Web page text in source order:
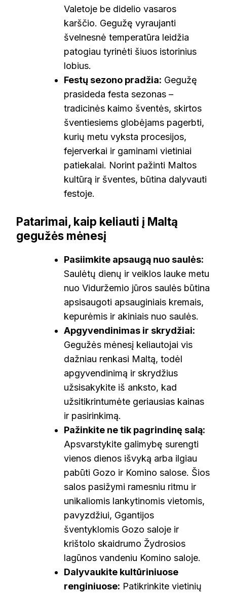
Valetoje be didelio vasaros
karščio. Gegužę vyraujanti
švelnesnė temperatūra leidžia
patogiau tyrinėti šiuos istorinius
lobius.
Festų sezono pradžia: Gegužę
prasideda festa sezonas –
tradicinės kaimo šventės, skirtos
šventiesiems globėjams pagerbti,
kurių metu vyksta procesijos,
fejerverkai ir gaminami vietiniai
patiekalai. Norint pažinti Maltos
kultūrą ir šventes, būtina dalyvauti
festoje.
Patarimai, kaip keliauti į Maltą
gegužės mėnesį
Pasiimkite apsaugą nuo saulės:
Saulėtų dienų ir veiklos lauke metu
nuo Viduržemio jūros saulės būtina
apsisaugoti apsauginiais kremais,
kepurėmis ir akiniais nuo saulės.
Apgyvendinimas ir skrydžiai:
Gegužės mėnesį keliautojai vis
dažniau renkasi Maltą, todėl
apgyvendinimą ir skrydžius
užsisakykite iš anksto, kad
užsitikrintumėte geriausias kainas
ir pasirinkimą.
Pažinkite ne tik pagrindinę salą:
Apsvarstykite galimybę surengti
vienos dienos išvyką arba ilgiau
pabūti Gozo ir Komino salose. Šios
salos pasižymi ramesniu ritmu ir
unikaliomis lankytinomis vietomis,
pavyzdžiui, Ggantijos
šventyklomis Gozo saloje ir
krištolo skaidrumo Žydrosios
lagūnos vandeniu Komino saloje.
Dalyvaukite kultūriniuose
renginiuose: Patikrinkite vietinių